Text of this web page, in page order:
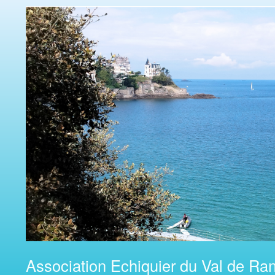
Association Echiquier du Val de